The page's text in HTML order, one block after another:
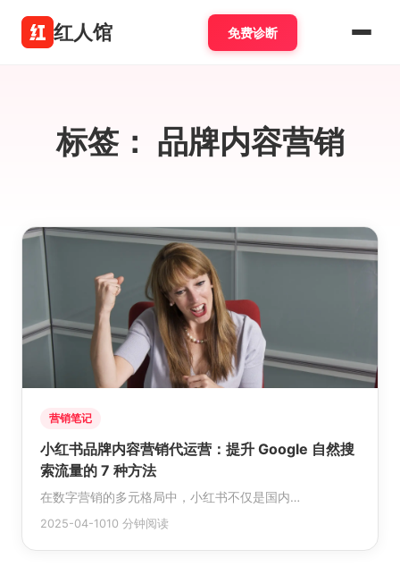
红人馆 免费诊断
标签： 品牌内容营销
营销笔记
小红书品牌内容营销代运营：提升 Google 自然搜
索流量的 7 种方法
在数字营销的多元格局中，小红书不仅是国内…
2025-04-1010 分钟阅读